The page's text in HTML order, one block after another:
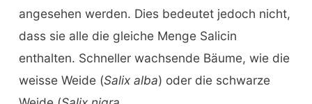
angesehen werden. Dies bedeutet jedoch nicht,
dass sie alle die gleiche Menge Salicin
enthalten. Schneller wachsende Bäume, wie die
weisse Weide (Salix alba) oder die schwarze